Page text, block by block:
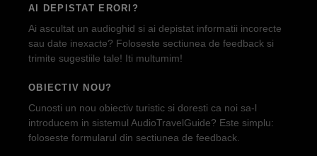
AI DEPISTAT ERORI?
Ai ascultat un audioghid si ai depistat informatii incorecte
sau date inexacte? Foloseste sectiunea de feedback si
trimite sugestiile tale! Iti multumim!
OBIECTIV NOU?
Cunosti un nou obiectiv turistic si doresti ca noi sa-l
introducem in sistemul AudioTravelGuide? Este simplu:
foloseste formularul din sectiunea de feedback.